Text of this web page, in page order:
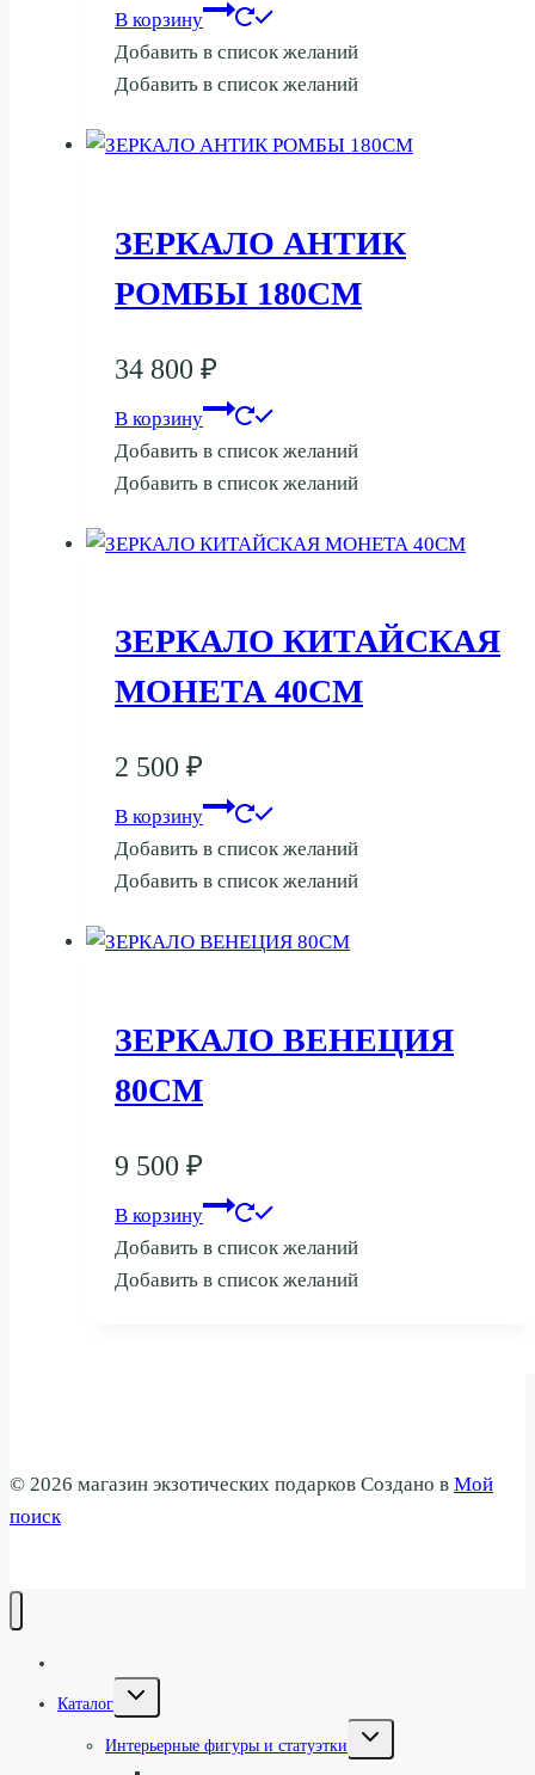
В корзину
Добавить в список желаний
Добавить в список желаний
ЗЕРКАЛО АНТИК
РОМБЫ 180СМ
34 800 ₽
В корзину
Добавить в список желаний
Добавить в список желаний
ЗЕРКАЛО КИТАЙСКАЯ
МОНЕТА 40СМ
2 500 ₽
В корзину
Добавить в список желаний
Добавить в список желаний
ЗЕРКАЛО ВЕНЕЦИЯ
80СМ
9 500 ₽
В корзину
Добавить в список желаний
Добавить в список желаний
© 2026 магазин экзотических подарков Создано в Мой
поиск
Каталог
Переключить
Интерьерные фигуры и статуэтки
Переключить